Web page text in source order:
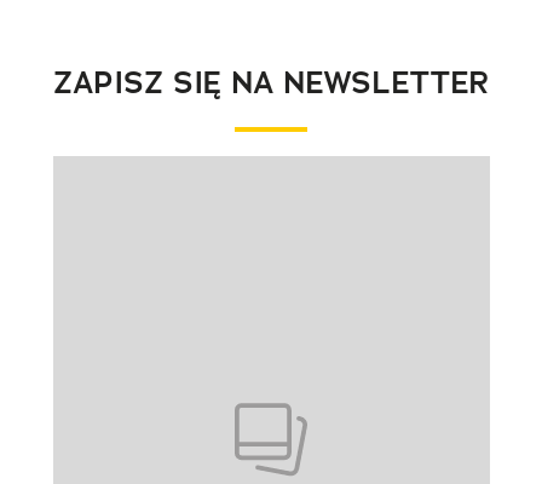
ZAPISZ SIĘ NA NEWSLETTER